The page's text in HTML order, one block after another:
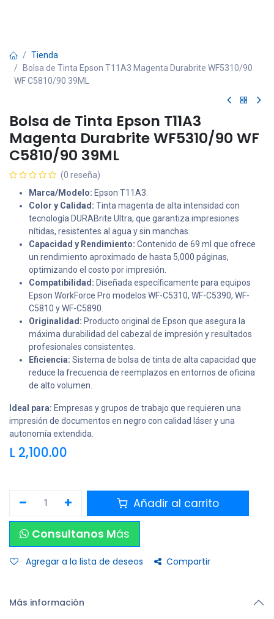
Tienda
Bolsa de Tinta Epson T11A3 Magenta Durabrite WF5310/90
WF C5810/90 39ML
Bolsa de Tinta Epson T11A3
Magenta Durabrite WF5310/90 WF
C5810/90 39ML
(0 reseña)
Marca/Modelo: Epson T11A3.
Color y Calidad: Tinta magenta de alta intensidad con
tecnología DURABrite Ultra, que garantiza impresiones
nítidas, resistentes al agua y sin manchas.
Capacidad y Rendimiento: Contenido de 69 ml que ofrece
un rendimiento aproximado de hasta 5,000 páginas,
optimizando el costo por impresión.
Compatibilidad: Diseñada específicamente para equipos
Epson WorkForce Pro modelos WF-C5310, WF-C5390, WF-
C5810 y WF-C5890.
Originalidad: Producto original de Epson que asegura la
máxima durabilidad del cabezal de impresión y resultados
profesionales consistentes.
Eficiencia: Sistema de bolsa de tinta de alta capacidad que
reduce la frecuencia de reemplazos en entornos de oficina
de alto volumen.
Ideal para: Empresas y grupos de trabajo que requieren una
impresión de documentos en negro con calidad láser y una
autonomía extendida.
L 2,100.00
Añadir al carrito
Consultanos Más
Agregar a la lista de deseos Compartir
Más información